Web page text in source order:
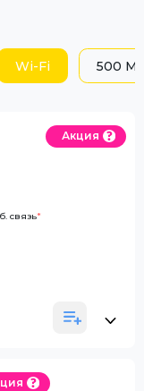
Wi-Fi 500
Акция
связь*